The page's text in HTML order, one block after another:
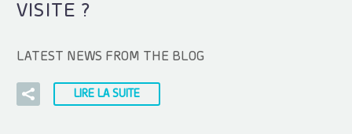
VISITE ?
LATEST NEWS FROM THE BLOG
LIRE LA SUITE